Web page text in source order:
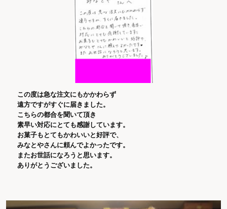
この度は急な注文にもかかわらず
遠方ですがすぐに届きました。
こちらの都合を聞いて頂き
素早い対応にとても感謝しています。
お菓子もとてもかわいいと好評で、
みなとやさんに頼んでよかったです。
またお世話になろうと思います。
ありがとうございました。